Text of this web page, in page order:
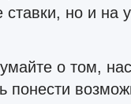
но и на
о том,
понести